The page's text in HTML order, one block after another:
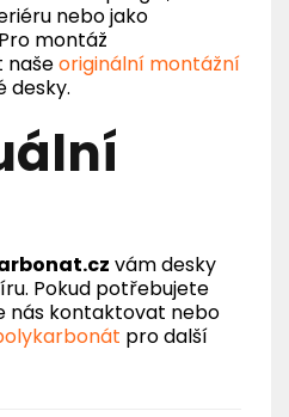
nebo jako
montáž
našeoriginální montážní
desky.
vám desky
Pokud potřebujete
nás kontaktovat nebo
pro další